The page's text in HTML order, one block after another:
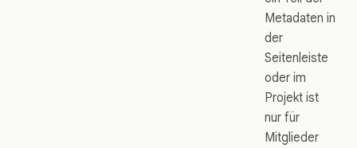
Metadaten in
der
Seitenleiste
oder im
Projekt ist
nur für
Mitglieder